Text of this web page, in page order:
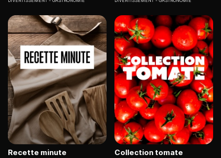
Recette minute Collection tomate